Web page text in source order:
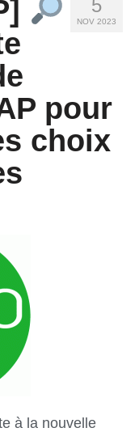
5
NOV 2023
pour
choix
à la nouvelle